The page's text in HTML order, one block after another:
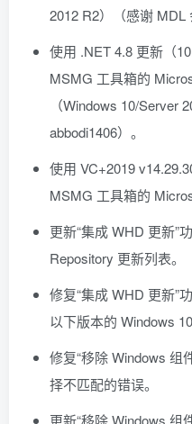
2012 R2）（感谢 MDL
使用 .NET 4.8 更新（
MSMG 工具箱的
（Windows 10/Server
abbodi1406）。
使用 VC+2019
MSMG 工具箱的
更新“集成 WHD 更新”
Repository 更新列表。
修复“集成 WHD 更新”
以下版本的 Windows
修复“移除 Windows 组
择不匹配的错误。
更新“移除 Windows 组